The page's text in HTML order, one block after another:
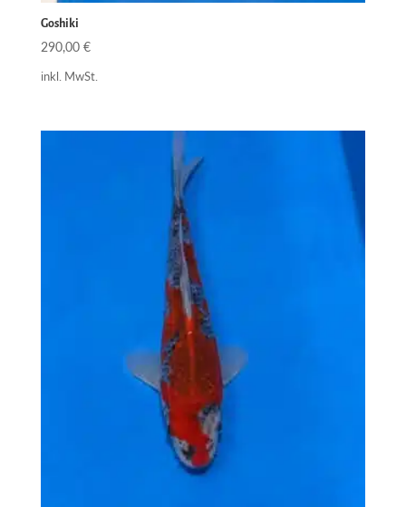
Goshiki
290,00 €
inkl. MwSt.